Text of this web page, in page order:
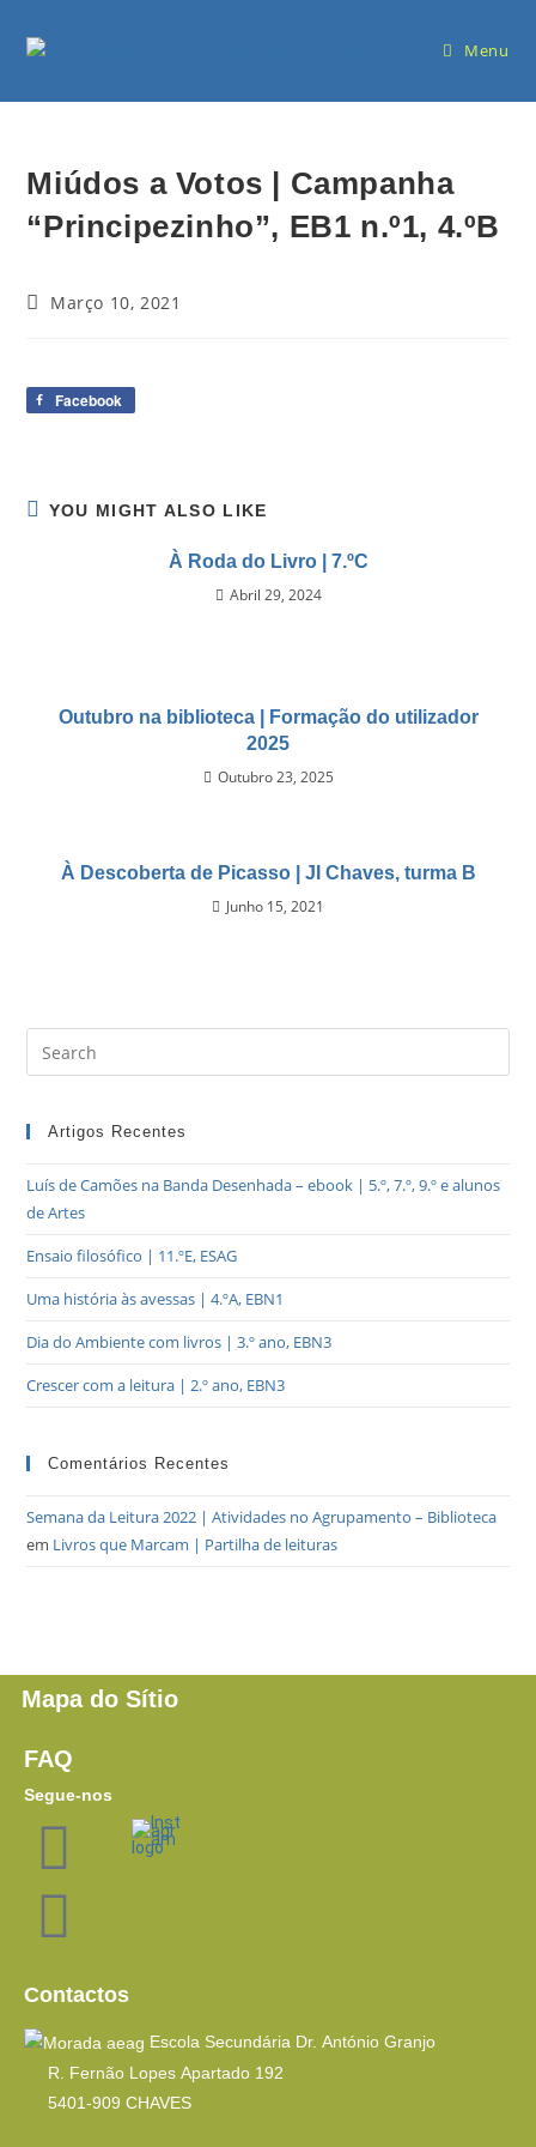
Menu
Miúdos a Votos | Campanha
“Principezinho”, EB1 n.º1, 4.ºB
Março 10, 2021
Facebook
YOU MIGHT ALSO LIKE
À Roda do Livro | 7.ºC
Abril 29, 2024
Outubro na biblioteca | Formação do utilizador
2025
Outubro 23, 2025
À Descoberta de Picasso | JI Chaves, turma B
Junho 15, 2021
Artigos Recentes
Luís de Camões na Banda Desenhada – ebook | 5.º, 7.º, 9.º e alunos
de Artes
Ensaio filosófico | 11.ºE, ESAG
Uma história às avessas | 4.ºA, EBN1
Dia do Ambiente com livros | 3.º ano, EBN3
Crescer com a leitura | 2.º ano, EBN3
Comentários Recentes
Semana da Leitura 2022 | Atividades no Agrupamento – Biblioteca
em Livros que Marcam | Partilha de leituras
Mapa do Sítio
FAQ
Segue-nos
Contactos
Escola Secundária Dr. António Granjo
R. Fernão Lopes Apartado 192
5401-909 CHAVES